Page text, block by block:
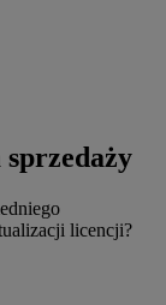
sprzedaży
licencji?